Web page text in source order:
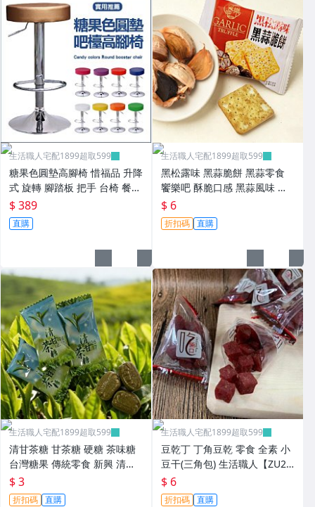
生活職人宅配1899超取599
糖果色圓墊高腳椅 惜福品 升降
式 旋轉 腳踏板 把手 台椅 餐椅
旋轉椅 生活職人【ZC61】
$ 389
直購
生活職人宅配1899超取599
黑松露味 黑蒜脆餅 黑蒜零食
饗樂吧 酥脆口感 黑蒜風味 下
午茶必備 餅乾 蘇打餅乾 生活
職人【ZU29】
$ 6
折扣碼 直購
生活職人宅配1899超取599
清甘茶糖 甘茶糖 硬糖 茶味糖
台灣糖果 傳統零食 新興 清甘
茶糖 生活職人【ZU17】
$ 3
折扣碼 直購
生活職人宅配1899超取599
豆乾丁 丁角豆乾 零食 全素 小
豆干(三角包) 生活職人【ZU2
8】
$ 6
折扣碼 直購